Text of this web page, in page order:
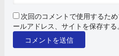
次回のコメントで使用するた
ールアドレス、サイトを保存する